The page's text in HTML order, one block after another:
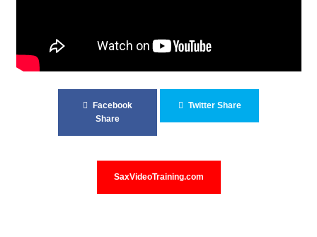
WORKSHOP
ÜBER UNS
NEWS BLOG
Facebook
Share
Twitter Share
SaxVideoTraining.com